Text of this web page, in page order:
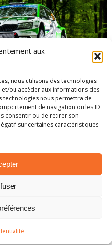
aux
nous utilisons des technologies
ou accéder aux informations des
technologies nous permettra de
de navigation ou les ID
consentir ou de retirer son
sur certaines caractéristiques
catégories, la victoire
près de 2 minutes de
côté du WRC-3 Junior,
déboires de ses
donc par K.O. Il
Francheschi. En